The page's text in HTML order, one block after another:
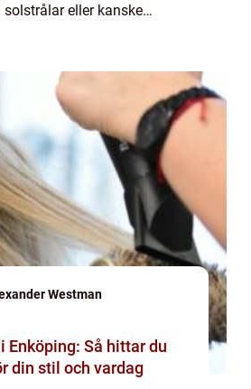
eller kanske
Westman
Enköping: Så hittar du
din stil och vardag